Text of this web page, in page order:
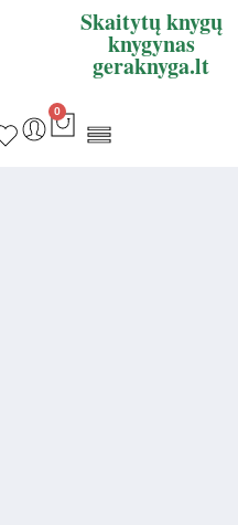
Skaitytų knygų
knygynas
geraknyga.lt
0